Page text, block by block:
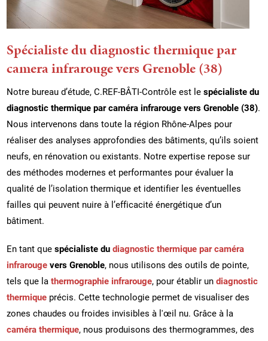
Spécialiste du diagnostic thermique par
camera infrarouge vers Grenoble (38)
Notre bureau d’étude, C.REF-BÂTI-Contrôle est lespécialiste du
diagnostic thermique par caméra infrarouge vers Grenoble (38).
Nous intervenons dans toute la région Rhône-Alpes pour
réaliser des analyses approfondies des bâtiments, qu’ils soient
neufs, en rénovation ou existants. Notre expertise repose sur
des méthodes modernes et performantes pour évaluer la
qualité de l’isolation thermique et identifier les éventuelles
failles qui peuvent nuire à l’efficacité énergétique d’un
bâtiment.
En tant quespécialiste dudiagnostic thermique par caméra
infrarouge vers Grenoble, nous utilisons des outils de pointe,
tels que lathermographie infrarouge, pour établir undiagnostic
thermique précis. Cette technologie permet de visualiser des
zones chaudes ou froides invisibles à l'œil nu. Grâce à la
caméra thermique, nous produisons des thermogrammes, des